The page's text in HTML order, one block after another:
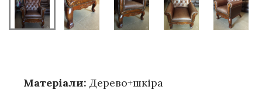
Матеріали: Дерево+шкіра